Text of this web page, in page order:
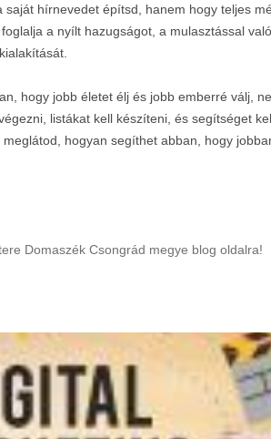
saját hírnevedet építsd, hanem hogy teljes
a nyílt hazugságot, a mulasztással
hogy jobb életet élj és jobb emberré válj,
listákat kell készíteni, és segítséget
hogyan segíthet abban, hogy
Domaszék Csongrád megye blog oldalra!